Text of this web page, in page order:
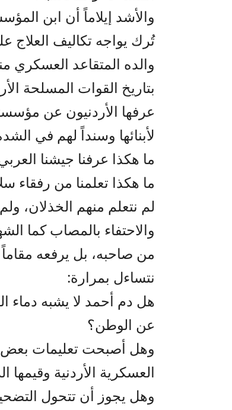
والأشد إيلاماً أن ابن
تُرك يواجه تكاليف العلاج
والده المتقاعد العسكري
بتاريخ القوات المسلحة
عرفها الأردنيون عن
لأبنائها وسنداً لهم في
ما هكذا عرفنا جيشنا
ما هكذا تعلمنا من رفقاء
لم نتعلم منهم الخذلان،
والاحتفاء بالمصاب كما
من صاحبه، بل يرفعه مقاماً
نتساءل بمرارة:
هل دم أحمد لا يشبه دماء
عن الوطن؟
وهل أصبحت تعليمات بعض
العسكرية الأردنية وقيمها
وهل يجوز أن تتحول